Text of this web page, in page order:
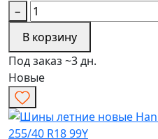
−
В корзину
Под заказ ~3 дн.
Новые